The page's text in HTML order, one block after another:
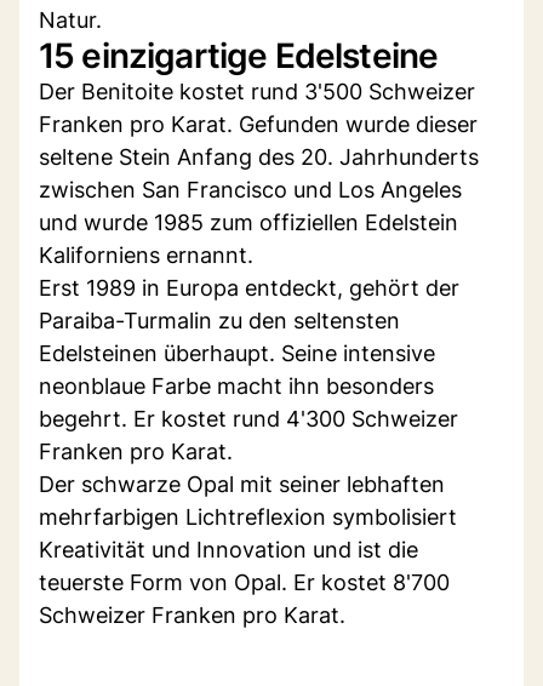
Natur.
15 einzigartige Edelsteine
Der Benitoite kostet rund 3'500 Schweizer
Franken pro Karat. Gefunden wurde dieser
seltene Stein Anfang des 20. Jahrhunderts
zwischen San Francisco und Los Angeles
und wurde 1985 zum offiziellen Edelstein
Kaliforniens ernannt.
Erst 1989 in Europa entdeckt, gehört der
Paraiba-Turmalin zu den seltensten
Edelsteinen überhaupt. Seine intensive
neonblaue Farbe macht ihn besonders
begehrt. Er kostet rund 4'300 Schweizer
Franken pro Karat.
Der schwarze Opal mit seiner lebhaften
mehrfarbigen Lichtreflexion symbolisiert
Kreativität und Innovation und ist die
teuerste Form von Opal. Er kostet 8'700
Schweizer Franken pro Karat.